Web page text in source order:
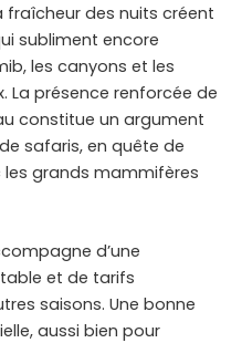
fraîcheur des nuits créent
subliment encore
les canyons et les
La présence renforcée de
constitue un argument
safaris, en quête de
grands mammifères
d’une
et de tarifs
saisons. Une bonne
aussi bien pour